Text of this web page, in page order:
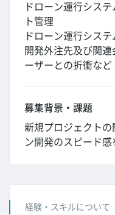
ドローン運行シス
ト管理
ドローン運行シス
開発外注先及び関
ーザーとの折衝など
募集背景・課題
新規プロジェクトの
ン開発のスピード感
経験・スキルについて